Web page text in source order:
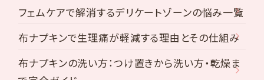
フェムケアで解消するデリケートゾーンの悩み一覧
布ナプキンで生理痛が軽減する理由とその仕組み
布ナプキンの洗い方：つけ置きから洗い方・乾燥ま